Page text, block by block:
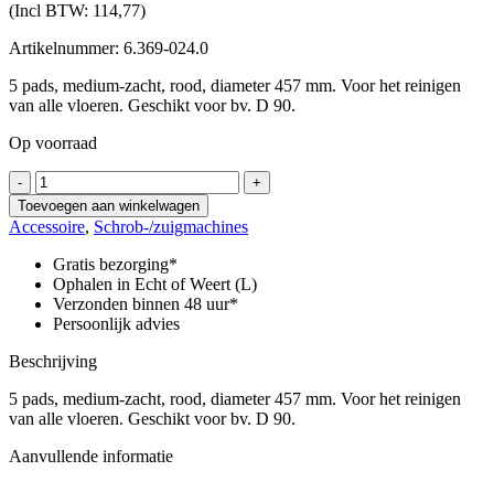
(Incl BTW: 114,77)
Artikelnummer: 6.369-024.0
5 pads, medium-zacht, rood, diameter 457 mm. Voor het reinigen
van alle vloeren. Geschikt voor bv. D 90.
Op voorraad
-
Pad,
middelzacht,
rood,
457
mm,
5
x
aantal
+
Toevoegen aan winkelwagen
Accessoire, Schrob-/zuigmachines
Gratis bezorging*
Ophalen in Echt of Weert (L)
Verzonden binnen 48 uur*
Persoonlijk advies
Beschrijving
5 pads, medium-zacht, rood, diameter 457 mm. Voor het reinigen
van alle vloeren. Geschikt voor bv. D 90.
Aanvullende informatie